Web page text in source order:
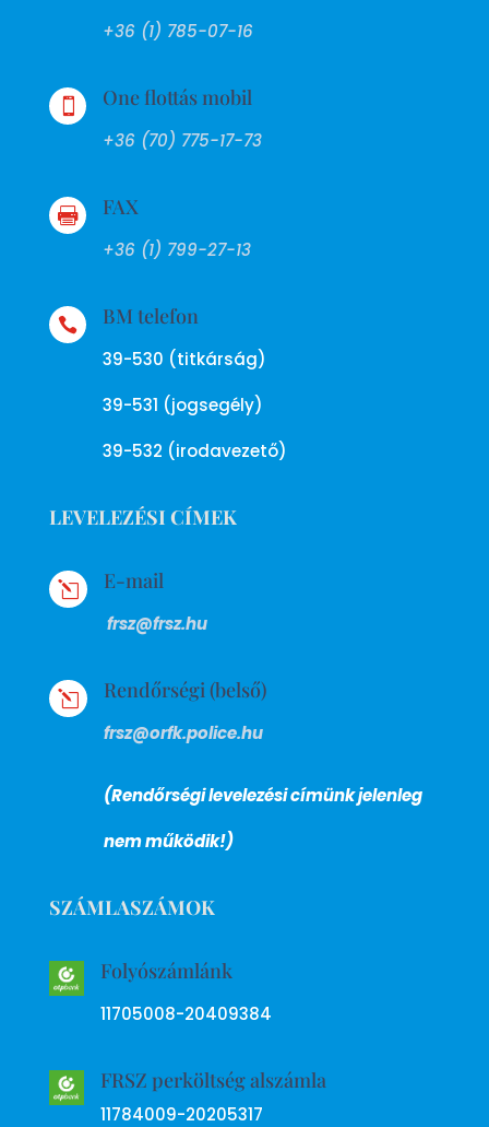
+36 (1) 785-07-16
 One flottás mobil
+36 (70) 775-17-73
 FAX
+36 (1) 799-27-13
 BM telefon
39-530 (titkárság)
39-531 (jogsegély)
39-532 (irodavezető)
LEVELEZÉSI CÍMEK
l E-mail
frsz@frsz.hu
l Rendőrségi (belső)
frsz@orfk.police.hu
(Rendőrségi levelezési címünk jelenleg
nem működik!)
SZÁMLASZÁMOK
Folyószámlánk
11705008-20409384
FRSZ perköltség alszámla
11784009-20205317